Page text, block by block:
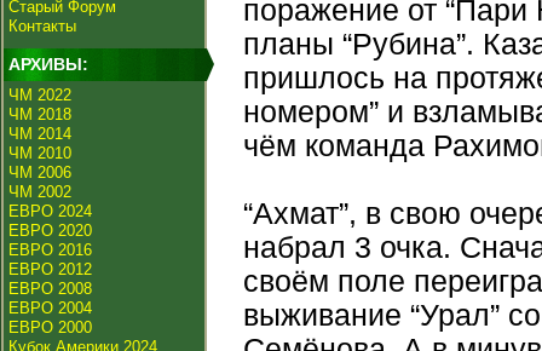
Старый Форум
Контакты
АРХИВЫ:
ЧМ 2022
ЧМ 2018
ЧМ 2014
ЧМ 2010
ЧМ 2006
ЧМ 2002
ЕВРО 2024
ЕВРО 2020
ЕВРО 2016
ЕВРО 2012
ЕВРО 2008
ЕВРО 2004
ЕВРО 2000
Кубок Америки 2024
поражение от
планы “Рубина”.
пришлось на
номером” и
чём команда
“Ахмат”, в свою
набрал 3 очка.
своём поле
выживание “Урал”